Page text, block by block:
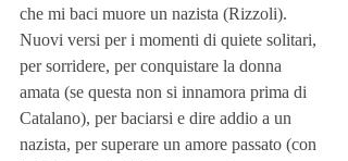
che mi baci muore un nazista (Rizzoli).
Nuovi versi per i momenti di quiete solitari,
per sorridere, per conquistare la donna
amata (se questa non si innamora prima di
Catalano), per baciarsi e dire addio a un
nazista, per superare un amore passato (con